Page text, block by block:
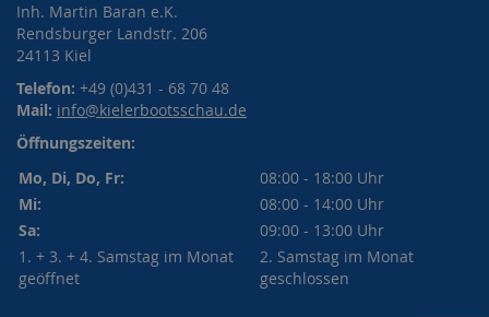
Inh. Martin Baran e.K.
Rendsburger Landstr. 206
24113 Kiel
Telefon: +49 (0)431 - 68 70 48
Mail: info@kielerbootsschau.de
Öffnungszeiten:
Mo, Di, Do, Fr:
08:00 - 18:00 Uhr
Mi:
08:00 - 14:00 Uhr
Sa:
09:00 - 13:00 Uhr
1. + 3. + 4. Samstag im Monat
geöffnet
2. Samstag im Monat
geschlossen